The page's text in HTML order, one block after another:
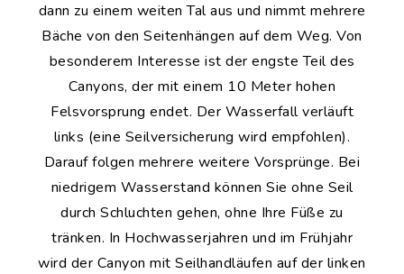
dann zu einem weiten Tal aus und nimmt mehrere
Bäche von den Seitenhängen auf dem Weg. Von
besonderem Interesse ist der engste Teil des
Canyons, der mit einem 10 Meter hohen
Felsvorsprung endet. Der Wasserfall verläuft
links (eine Seilversicherung wird empfohlen).
Darauf folgen mehrere weitere Vorsprünge. Bei
niedrigem Wasserstand können Sie ohne Seil
durch Schluchten gehen, ohne Ihre Füße zu
tränken. In Hochwasserjahren und im Frühjahr
wird der Canyon mit Seilhandläufen auf der linken